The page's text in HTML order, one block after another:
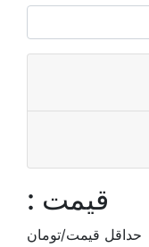
قیمت :
حداقل قیمت/تومان